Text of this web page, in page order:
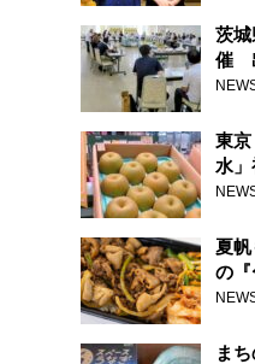
茨城
催
東
水」
夏帆
の
が
ま